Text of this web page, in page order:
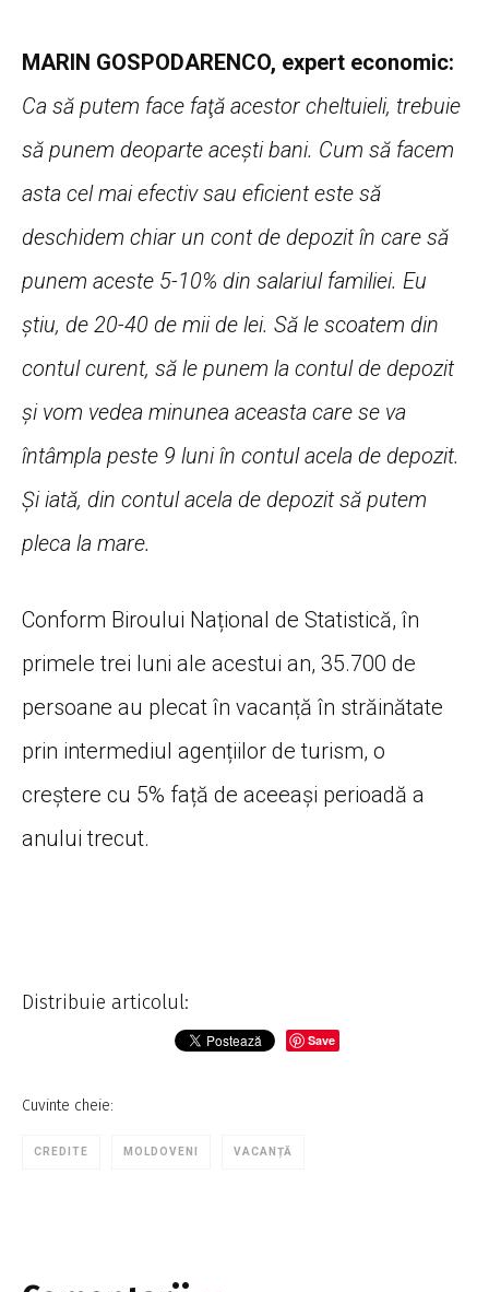
MARIN GOSPODARENCO, expert economic:
Ca să putem face faţă acestor cheltuieli, trebuie
să punem deoparte aceşti bani. Cum să facem
asta cel mai efectiv sau eficient este să
deschidem chiar un cont de depozit în care să
punem aceste 5-10% din salariul familiei. Eu
ştiu, de 20-40 de mii de lei. Să le scoatem din
contul curent, să le punem la contul de depozit
şi vom vedea minunea aceasta care se va
întâmpla peste 9 luni în contul acela de depozit.
Şi iată, din contul acela de depozit să putem
pleca la mare.
Conform Biroului Național de Statistică, în
primele trei luni ale acestui an, 35.700 de
persoane au plecat în vacanță în străinătate
prin intermediul agențiilor de turism, o
creștere cu 5% față de aceeași perioadă a
anului trecut.
Distribuie articolul:
Save
Cuvinte cheie:
CREDITE MOLDOVENI VACANȚĂ